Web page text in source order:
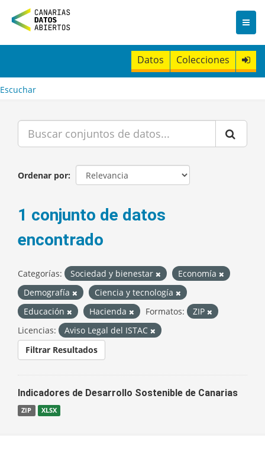
n
t
Datos Colecciones
Escuchar
Ordenar por
1 conjunto de datos
encontrado
Categorías: Sociedad y bienestar
Economía
Demografía
Ciencia y tecnología
Educación
Hacienda Formatos:
ZIP
Licencias:
Aviso Legal del ISTAC
Filtrar Resultados
Indicadores de Desarrollo Sostenible de Canarias
ZIP XLSX